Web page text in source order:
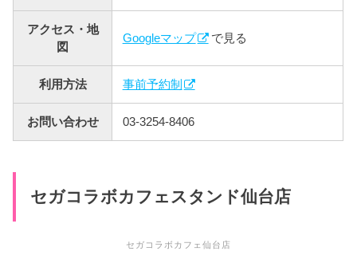
アクセス・地
図
Googleマップ で見る
利用方法 事前予約制
お問い合わせ 03-3254-8406
セガコラボカフェスタンド仙台店
セガコラボカフェ仙台店